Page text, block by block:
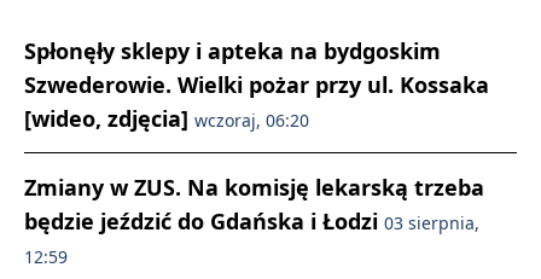
Spłonęły sklepy i apteka na bydgoskim
Szwederowie. Wielki pożar przy ul. Kossaka
[wideo, zdjęcia] wczoraj, 06:20
Zmiany w ZUS. Na komisję lekarską trzeba
będzie jeździć do Gdańska i Łodzi 03 sierpnia,
12:59